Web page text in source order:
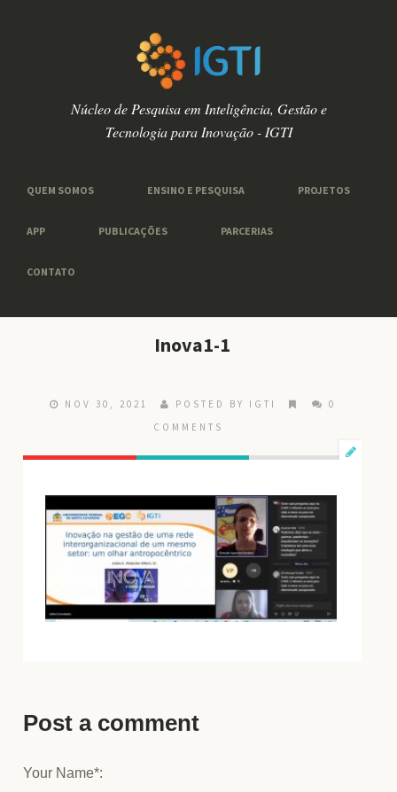
Núcleo de Pesquisa em Inteligência, Gestão e
Tecnologia para Inovação - IGTI
QUEM SOMOS ENSINO E PESQUISA PROJETOS
APP PUBLICAÇÕES PARCERIAS
CONTATO
Inova1-1
NOV 30, 2021 POSTED BY IGTI
0
COMMENTS
Post a comment
Your Name*: